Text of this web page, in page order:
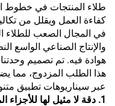
طلاء المنتجات في خطوط
كفاءة العمل ويقلل من
في المجال الصعب للطلاء
والإنتاج الصناعي الواسع
هوادة فيه. تم تصميم
هذا الطلب المزدوج، مما
عبر سيناريوهات تطبيق
1. دقة لا مثيل لها للأجزاء المعقدة والدقيقة